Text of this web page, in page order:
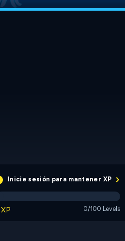
Inicie sesión para mantener XP
0/100 Levels